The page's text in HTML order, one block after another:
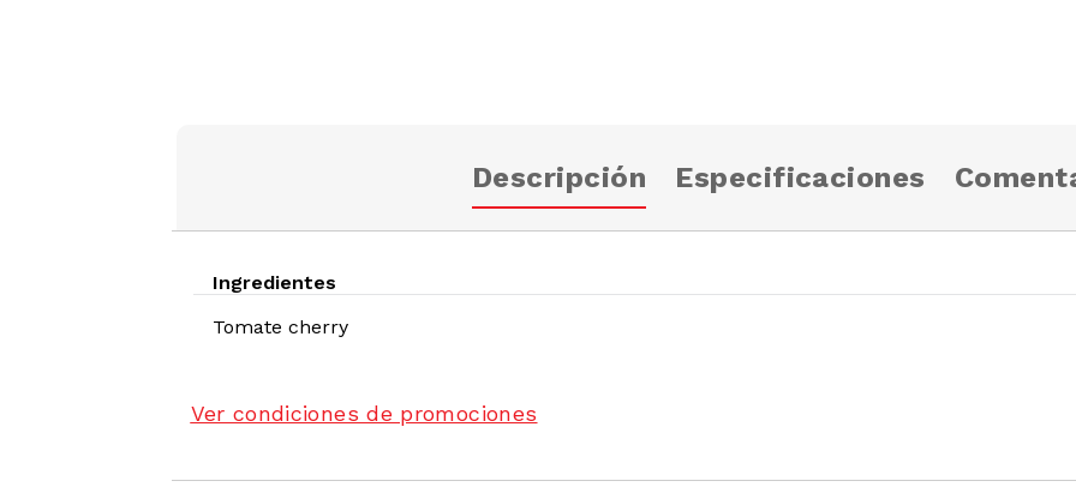
Descripción Especificaciones
Ingredientes
Tomate cherry
Ver condiciones de promociones